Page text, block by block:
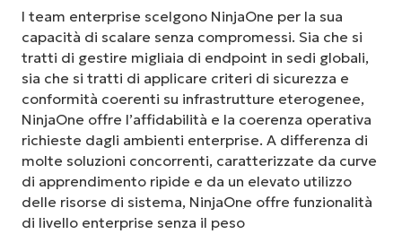
I team enterprise scelgono NinjaOne per la sua
capacità di scalare senza compromessi. Sia che si
tratti di gestire migliaia di endpoint in sedi globali,
sia che si tratti di applicare criteri di sicurezza e
conformità coerenti su infrastrutture eterogenee,
NinjaOne offre l’affidabilità e la coerenza operativa
richieste dagli ambienti enterprise. A differenza di
molte soluzioni concorrenti, caratterizzate da curve
di apprendimento ripide e da un elevato utilizzo
delle risorse di sistema, NinjaOne offre funzionalità
di livello enterprise senza il peso